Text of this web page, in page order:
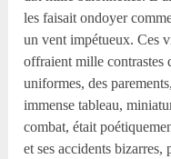
les faisait ondoyer
un vent impétueux. Ces
offraient mille contrastes
uniformes, des
immense tableau,
combat, était
et ses accidents bizarres,